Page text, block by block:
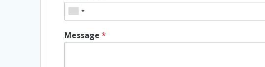
Message*